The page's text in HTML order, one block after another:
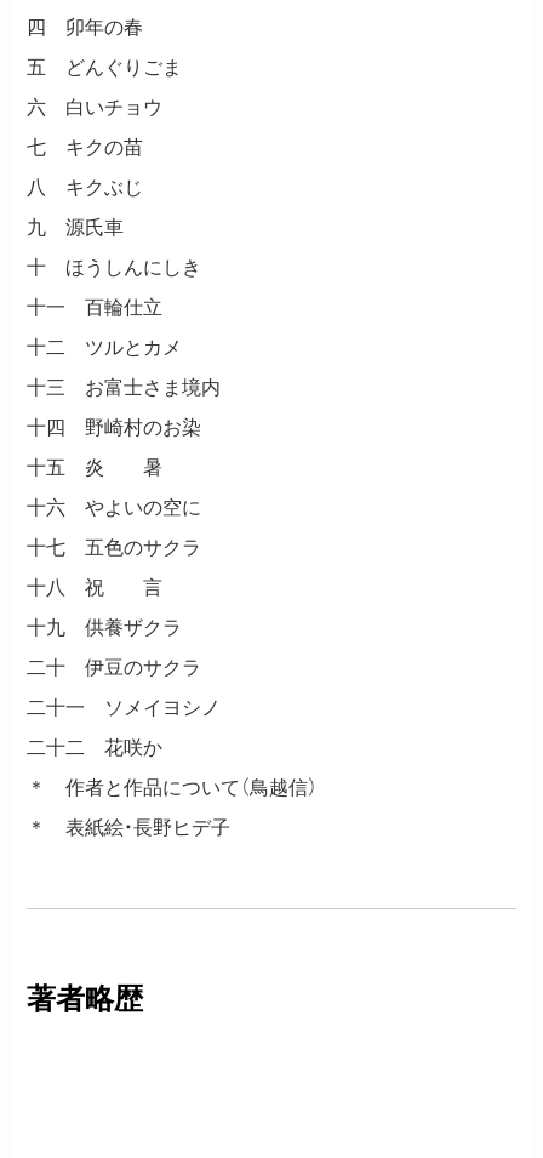
四 卯年の春
五 どんぐりごま
六 白いチョウ
七 キクの苗
八 キクぶじ
九 源氏車
十 ほうしんにしき
十一 百輪仕立
十二 ツルとカメ
十三 お富士さま境内
十四 野崎村のお染
十五 炎 暑
十六 やよいの空に
十七 五色のサクラ
十八 祝 言
十九 供養ザクラ
二十 伊豆のサクラ
二十一 ソメイヨシノ
二十二 花咲か
＊ 作者と作品について（鳥越信）
＊ 表紙絵・長野ヒデ子
著者略歴